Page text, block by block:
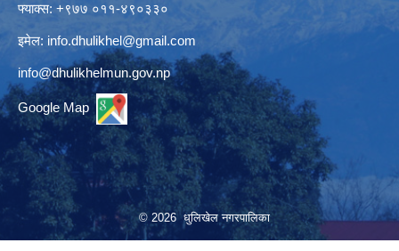
फ्याक्स: +९७७ ०११-४९०३३०
इमेल: info.dhulikhel@gmail.com
info@dhulikhelmun.gov.np
Google Map
© 2026 धुलिखेल नगरपालिका